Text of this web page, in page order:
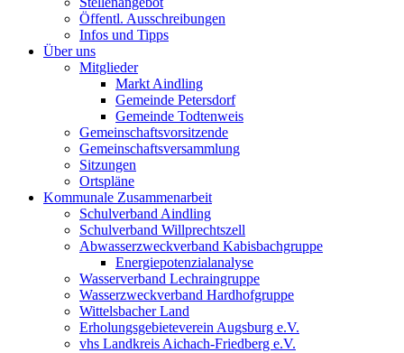
Öffentl. Ausschreibungen
Infos und Tipps
Über uns
Mitglieder
Markt Aindling
Gemeinde Petersdorf
Gemeinde Todtenweis
Gemeinschaftsvorsitzende
Gemeinschaftsversammlung
Sitzungen
Ortspläne
Kommunale Zusammenarbeit
Schulverband Aindling
Schulverband Willprechtszell
Abwasserzweckverband Kabisbachgruppe
Energiepotenzialanalyse
Wasserverband Lechraingruppe
Wasserzweckverband Hardhofgruppe
Wittelsbacher Land
Erholungsgebieteverein Augsburg e.V.
vhs Landkreis Aichach-Friedberg e.V.